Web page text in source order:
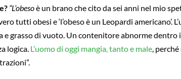
“L’obesoè un brano che cito da sei anni nel mio
tutti obesi e ‘l’obeso è un Leopardi
e grasso di vuoto. Un contenitore abnorme dentro
logica. L’uomo di oggi mangia, tanto e male,